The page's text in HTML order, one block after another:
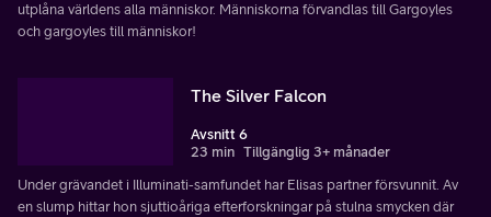
utplåna världens alla människor. Människorna förvandlas till Gargoyles
och gargoyles till människor!
The Silver Falcon
Avsnitt 6
23 min Tillgänglig 3+ månader
Under grävandet i Illuminati-samfundet har Elisas partner försvunnit. Av
en slump hittar hon sjuttioåriga efterforskningar på stulna smycken där